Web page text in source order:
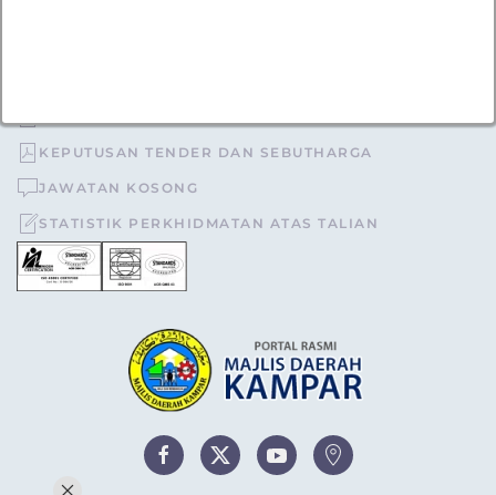
KEPUTUSAN TENDER DAN SEBUTHARGA
JAWATAN KOSONG
STATISTIK PERKHIDMATAN ATAS TALIAN